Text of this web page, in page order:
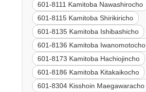
601-8111 Kamitoba Nawashirocho
601-8115 Kamitoba Shirikiricho
601-8135 Kamitoba Ishibashicho
601-8136 Kamitoba Iwanomotocho
601-8173 Kamitoba Hachiojincho
601-8186 Kamitoba Kitakaikocho
601-8304 Kisshoin Maegawaracho